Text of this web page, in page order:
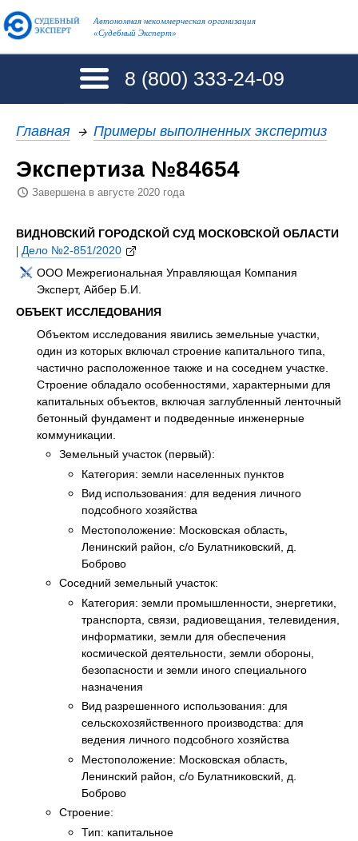
Автономная некоммерческая организация
«Судебный Эксперт»
8 (800) 333-24-09
Главная → Примеры выполненных экспертиз
Экспертиза №84654
Завершена в августе 2020 года
ВИДНОВСКИЙ ГОРОДСКОЙ СУД МОСКОВСКОЙ ОБЛАСТИ
| Дело №2-851/2020
ООО Межрегиональная Управляющая Компания
Эксперт, Айбер Б.И.
ОБЪЕКТ ИССЛЕДОВАНИЯ
Объектом исследования явились земельные участки,
один из которых включал строение капитального типа,
частично расположенное также и на соседнем участке.
Строение обладало особенностями, характерными для
капитальных объектов, включая заглубленный ленточный
бетонный фундамент и подведенные инженерные
коммуникации.
Земельный участок (первый):
Категория: земли населенных пунктов
Вид использования: для ведения личного
подсобного хозяйства
Местоположение: Московская область,
Ленинский район, с/о Булатниковский, д.
Боброво
Соседний земельный участок:
Категория: земли промышленности, энергетики,
транспорта, связи, радиовещания, телевидения,
информатики, земли для обеспечения
космической деятельности, земли обороны,
безопасности и земли иного специального
назначения
Вид разрешенного использования: для
сельскохозяйственного производства: для
ведения личного подсобного хозяйства
Местоположение: Московская область,
Ленинский район, с/о Булатниковский, д.
Боброво
Строение:
Тип: капитальное